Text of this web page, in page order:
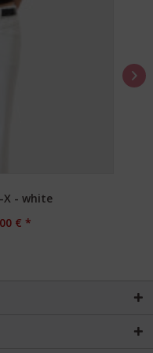
X - white
€ *